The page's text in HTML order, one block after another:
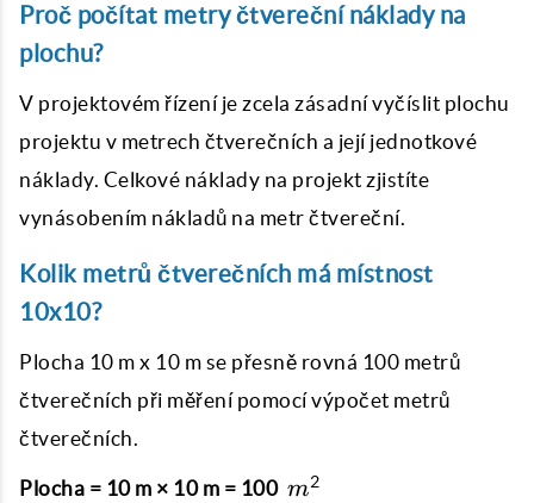
Proč počítat metry čtvereční náklady na
plochu?
V projektovém řízení je zcela zásadní vyčíslit plochu
projektu v metrech čtverečních a její jednotkové
náklady. Celkové náklady na projekt zjistíte
vynásobením nákladů na metr čtvereční.
Kolik metrů čtverečních má místnost
10x10?
Plocha 10 m x 10 m se přesně rovná 100 metrů
čtverečních při měření pomocívýpočet metrů
čtverečních.
Plocha = 10 m × 10 m = 100 \m2